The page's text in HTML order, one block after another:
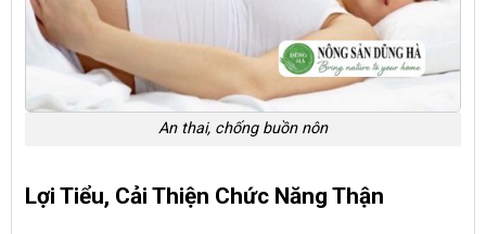
An thai, chống buồn nôn
Lợi Tiểu, Cải Thiện Chức Năng Thận